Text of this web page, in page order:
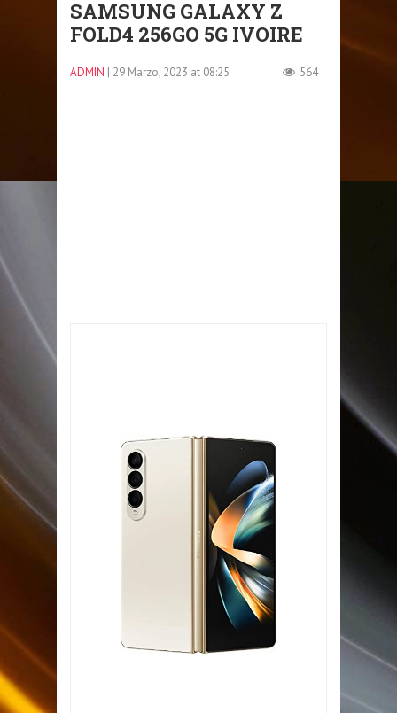
SAMSUNG GALAXY Z
FOLD4 256GO 5G IVOIRE
ADMIN | 29 Marzo, 2023 at 08:25 564